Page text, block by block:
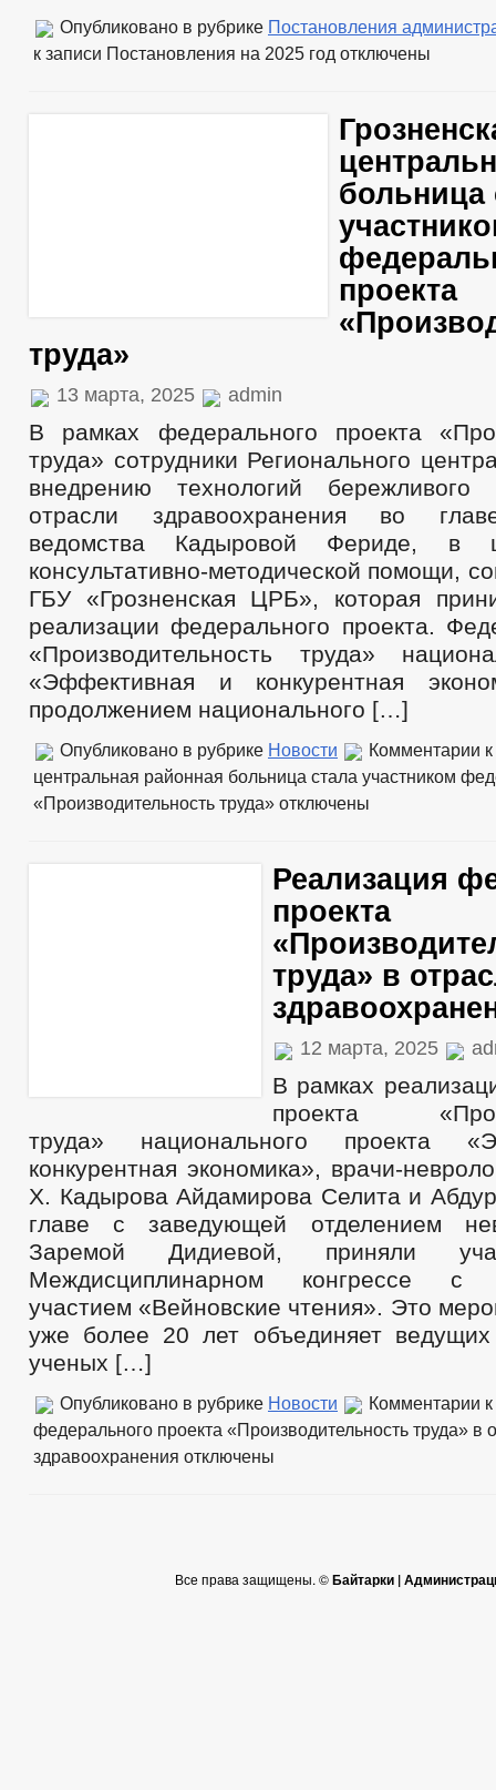
Опубликовано в рубрике Постановления
к записи Постановления на 2025 год отключены
больница
проекта
труда»
13 марта, 2025 admin
В рамках федерального проекта
труда» сотрудники Регионального
внедрению технологий бережливого
отрасли здравоохранения во
ведомства Кадыровой Фериде, в
консультативно-методической помощи,
ГБУ «Грозненская ЦРБ», которая
реализации федерального проекта.
«Производительность труда»
«Эффективная и конкурентная
продолжением национального […]
Опубликовано в рубрике Новости Комментарии
центральная районная больница стала участником
«Производительность труда» отключены
Реализация
проекта
труда» в
12 марта, 2025
В рамках
проекта
труда» национального проекта
конкурентная экономика», врачи-
Х. Кадырова Айдамирова Селита и
главе с заведующей отделением
Заремой Дидиевой, приняли
Междисциплинарном конгрессе с
участием «Вейновские чтения». Это
уже более 20 лет объединяет ведущих
ученых […]
Опубликовано в рубрике Новости Комментарии
федерального проекта «Производительность труда» в
здравоохранения отключены
Все права защищены. ©Байтарки |